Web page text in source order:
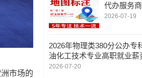
市场的
代办服务
圳市金智
2026-07-19
2026年物理类380分公办专
油化工技术专业高职就业薪
荐
2026-07-20